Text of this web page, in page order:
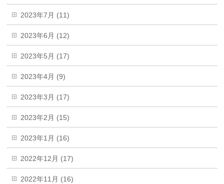
2023年7月 (11)
2023年6月 (12)
2023年5月 (17)
2023年4月 (9)
2023年3月 (17)
2023年2月 (15)
2023年1月 (16)
2022年12月 (17)
2022年11月 (16)